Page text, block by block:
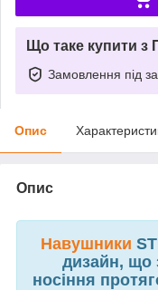
Що таке купити з
Замовлення під
Опис
Опис
Навушники
дизайн, що
носіння